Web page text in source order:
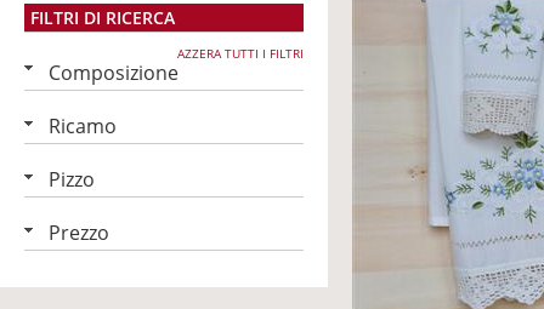
FILTRI DI RICERCA
AZZERA TUTTI I FILTRI
Composizione
Ricamo
Pizzo
Prezzo